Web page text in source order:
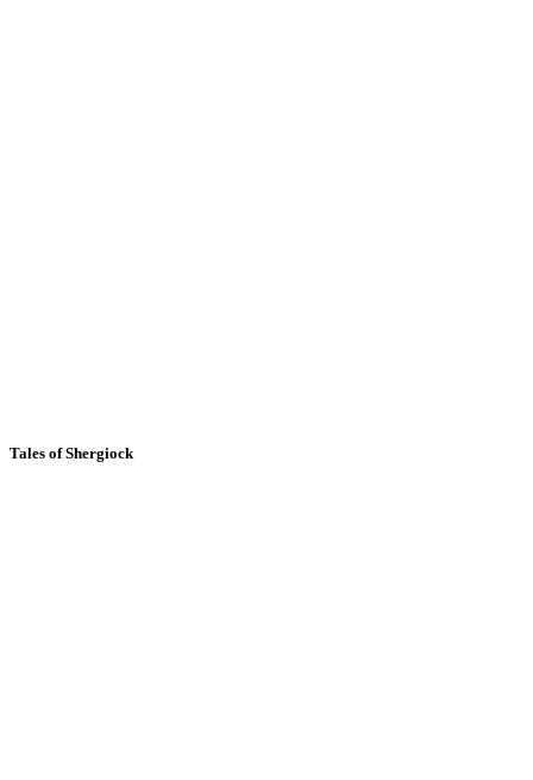
Tales of Shergiock